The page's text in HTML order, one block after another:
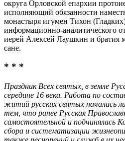
округа Орловской епархии
исполняющий обязанности
монастыря игумен Тихон
информационно-аналитического
иерей Алексей Лаушкин и братия
сане.
* * *
Праздник Всех святых, в земле
середине 16 века. Работа по
житий русских святых началась
тем, что ранее Русская
самостоятельной и подчинялась
сбора и систематизации